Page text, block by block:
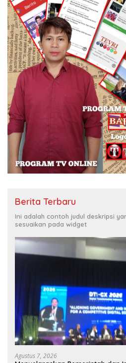
Berita Terbaru
Ini adalah contoh judul deskripsi
sesuaikan pada widget
Agustus 7, 2026